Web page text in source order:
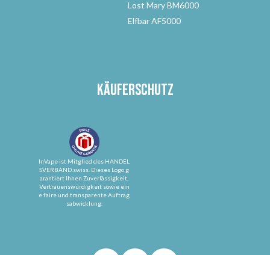
Lost Mary BM6000
Elfbar AF5000
Käuferschutz
InVape ist Mitglied des HANDEL
SVERBAND.swiss. Dieses Logo g
arantiert Ihnen Zuverlässigkeit,
Vertrauenswürdigkeit sowie ein
e faire und transparente Auftrag
sabwicklung.